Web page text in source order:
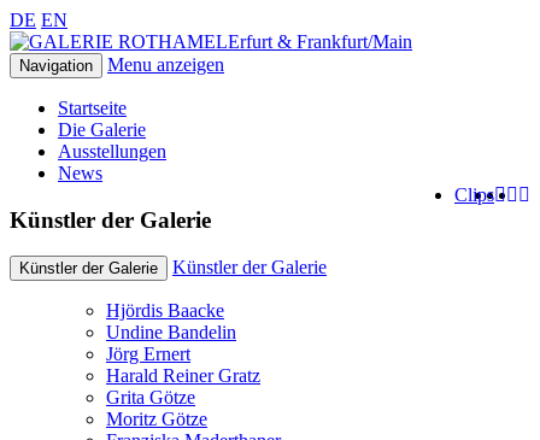
DE EN
Erfurt & Frankfurt/Main
Navigation Menu anzeigen
Startseite
Die Galerie
Ausstellungen
News
Clips
Künstler der Galerie
Künstler der Galerie Künstler der Galerie
Hjördis Baacke
Undine Bandelin
Jörg Ernert
Harald Reiner Gratz
Grita Götze
Moritz Götze